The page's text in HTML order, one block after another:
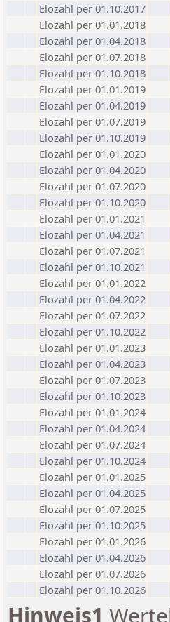
Elozahl per 01.10.2017
Elozahl per 01.01.2018
Elozahl per 01.04.2018
Elozahl per 01.07.2018
Elozahl per 01.10.2018
Elozahl per 01.01.2019
Elozahl per 01.04.2019
Elozahl per 01.07.2019
Elozahl per 01.10.2019
Elozahl per 01.01.2020
Elozahl per 01.04.2020
Elozahl per 01.07.2020
Elozahl per 01.10.2020
Elozahl per 01.01.2021
Elozahl per 01.04.2021
Elozahl per 01.07.2021
Elozahl per 01.10.2021
Elozahl per 01.01.2022
Elozahl per 01.04.2022
Elozahl per 01.07.2022
Elozahl per 01.10.2022
Elozahl per 01.01.2023
Elozahl per 01.04.2023
Elozahl per 01.07.2023
Elozahl per 01.10.2023
Elozahl per 01.01.2024
Elozahl per 01.04.2024
Elozahl per 01.07.2024
Elozahl per 01.10.2024
Elozahl per 01.01.2025
Elozahl per 01.04.2025
Elozahl per 01.07.2025
Elozahl per 01.10.2025
Elozahl per 01.01.2026
Elozahl per 01.04.2026
Elozahl per 01.07.2026
Elozahl per 01.10.2026
Hinweis1